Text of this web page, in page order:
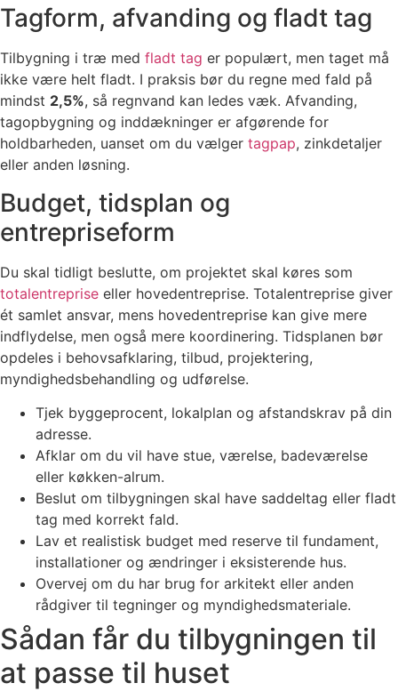
Tagform, afvanding og fladt tag
Tilbygning i træ med fladt tag er populært, men taget må
ikke være helt fladt. I praksis bør du regne med fald på
mindst 2,5%, så regnvand kan ledes væk. Afvanding,
tagopbygning og inddækninger er afgørende for
holdbarheden, uanset om du vælger tagpap, zinkdetaljer
eller anden løsning.
Budget, tidsplan og
entrepriseform
Du skal tidligt beslutte, om projektet skal køres som
totalentreprise eller hovedentreprise. Totalentreprise giver
ét samlet ansvar, mens hovedentreprise kan give mere
indflydelse, men også mere koordinering. Tidsplanen bør
opdeles i behovsafklaring, tilbud, projektering,
myndighedsbehandling og udførelse.
Tjek byggeprocent, lokalplan og afstandskrav på din
adresse.
Afklar om du vil have stue, værelse, badeværelse
eller køkken-alrum.
Beslut om tilbygningen skal have saddeltag eller fladt
tag med korrekt fald.
Lav et realistisk budget med reserve til fundament,
installationer og ændringer i eksisterende hus.
Overvej om du har brug for arkitekt eller anden
rådgiver til tegninger og myndighedsmateriale.
Sådan får du tilbygningen til
at passe til huset